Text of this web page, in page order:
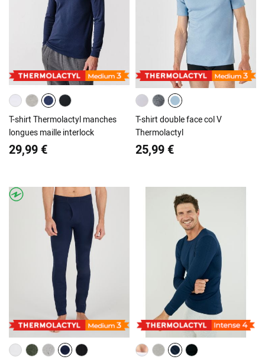
T-shirt Thermolactyl manches
longues maille interlock
29,99 €
T-shirt double face col V
Thermolactyl
25,99 €